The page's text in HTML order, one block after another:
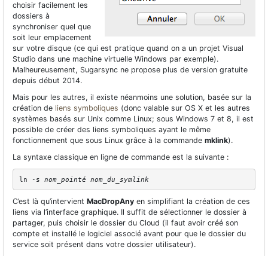
choisir facilement les
dossiers à
synchroniser quel que
soit leur emplacement
sur votre disque (ce qui est pratique quand on a un projet Visual
Studio dans une machine virtuelle Windows par exemple).
Malheureusement, Sugarsync ne propose plus de version gratuite
depuis début 2014.
Mais pour les autres, il existe néanmoins une solution, basée sur la
création de liens symboliques (donc valable sur OS X et les autres
systèmes basés sur Unix comme Linux; sous Windows 7 et 8, il est
possible de créer des liens symboliques ayant le même
fonctionnement que sous Linux grâce à la commande mklink).
La syntaxe classique en ligne de commande est la suivante :
ln -s nom_pointé nom_du_symlink
C’est là qu’intervient MacDropAny en simplifiant la création de ces
liens via l’interface graphique. Il suffit de sélectionner le dossier à
partager, puis choisir le dossier du Cloud (il faut avoir créé son
compte et installé le logiciel associé avant pour que le dossier du
service soit présent dans votre dossier utilisateur).